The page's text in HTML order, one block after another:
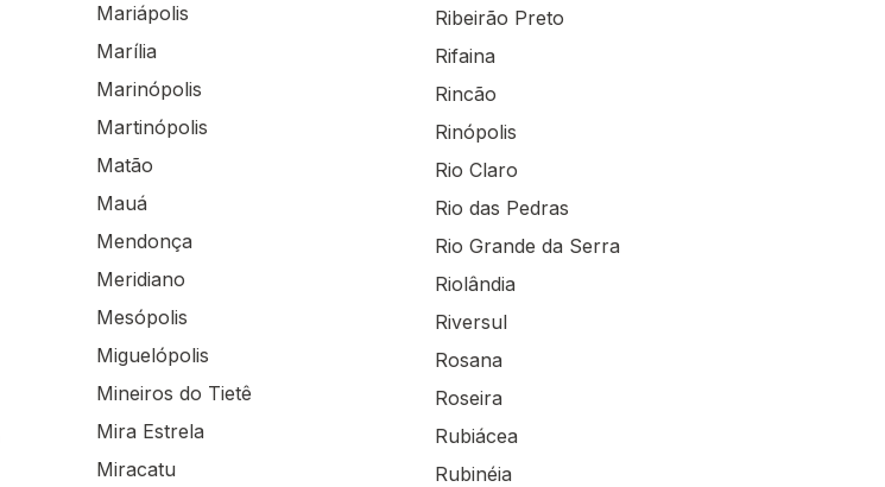
Mariápolis
Marília
Marinópolis
Martinópolis
Matão
Mauá
Mendonça
Meridiano
Mesópolis
Miguelópolis
Mineiros do Tietê
Mira Estrela
Miracatu
Ribeirão Preto
Rifaina
Rincão
Rinópolis
Rio Claro
Rio das Pedras
Rio Grande da Serra
Riolândia
Riversul
Rosana
Roseira
Rubiácea
Rubinéia